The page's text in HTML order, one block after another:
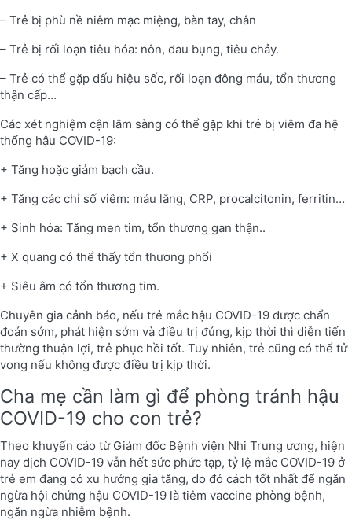
– Trẻ bị phù nề niêm mạc miệng, bàn tay, chân
– Trẻ bị rối loạn tiêu hóa: nôn, đau bụng, tiêu chảy.
– Trẻ có thể gặp dấu hiệu sốc, rối loạn đông máu, tổn thương
thận cấp…
Các xét nghiệm cận lâm sàng có thể gặp khi trẻ bị viêm đa hệ
thống hậu COVID-19:
+ Tăng hoặc giảm bạch cầu.
+ Tăng các chỉ số viêm: máu lắng, CRP, procalcitonin, ferritin…
+ Sinh hóa: Tăng men tim, tổn thương gan thận..
+ X quang có thể thấy tổn thương phổi
+ Siêu âm có tổn thương tim.
Chuyên gia cảnh báo, nếu trẻ mắc hậu COVID-19 được chẩn
đoán sớm, phát hiện sớm và điều trị đúng, kịp thời thì diễn tiến
thường thuận lợi, trẻ phục hồi tốt. Tuy nhiên, trẻ cũng có thể tử
vong nếu không được điều trị kịp thời.
Cha mẹ cần làm gì để phòng tránh hậu
COVID-19 cho con trẻ?
Theo khuyến cáo từ Giám đốc Bệnh viện Nhi Trung ương, hiện
nay dịch COVID-19 vẫn hết sức phức tạp, tỷ lệ mắc COVID-19 ở
trẻ em đang có xu hướng gia tăng, do đó cách tốt nhất để ngăn
ngừa hội chứng hậu COVID-19 là tiêm vaccine phòng bệnh,
ngăn ngừa nhiễm bệnh.